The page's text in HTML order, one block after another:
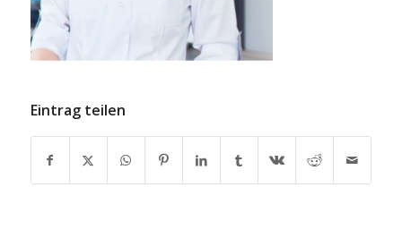
Eintrag teilen